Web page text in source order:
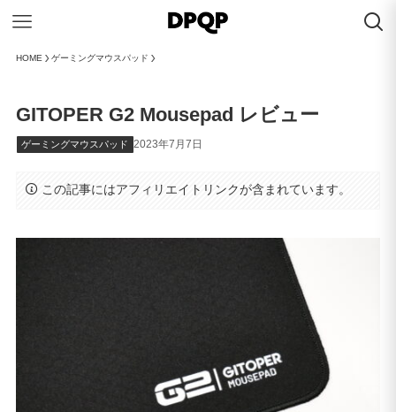
HOME ゲーミングマウスパッド
GITOPER G2 Mousepad レビュー
ゲーミングマウスパッド 2023年7月7日
この記事にはアフィリエイトリンクが含まれています。